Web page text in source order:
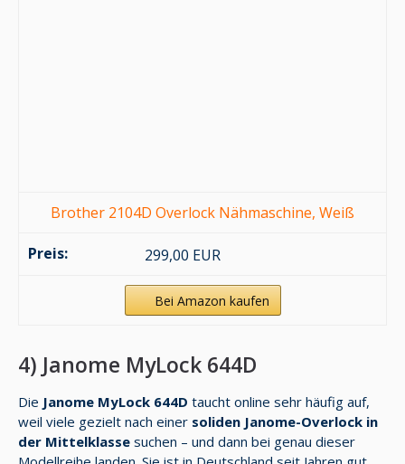
Brother 2104D Overlock Nähmaschine, Weiß
299,00 EUR
Bei Amazon kaufen
4) Janome MyLock 644D
Die Janome MyLock 644D taucht online sehr häufig auf,
weil viele gezielt nach einer soliden Janome-Overlock in
der Mittelklasse suchen – und dann bei genau dieser